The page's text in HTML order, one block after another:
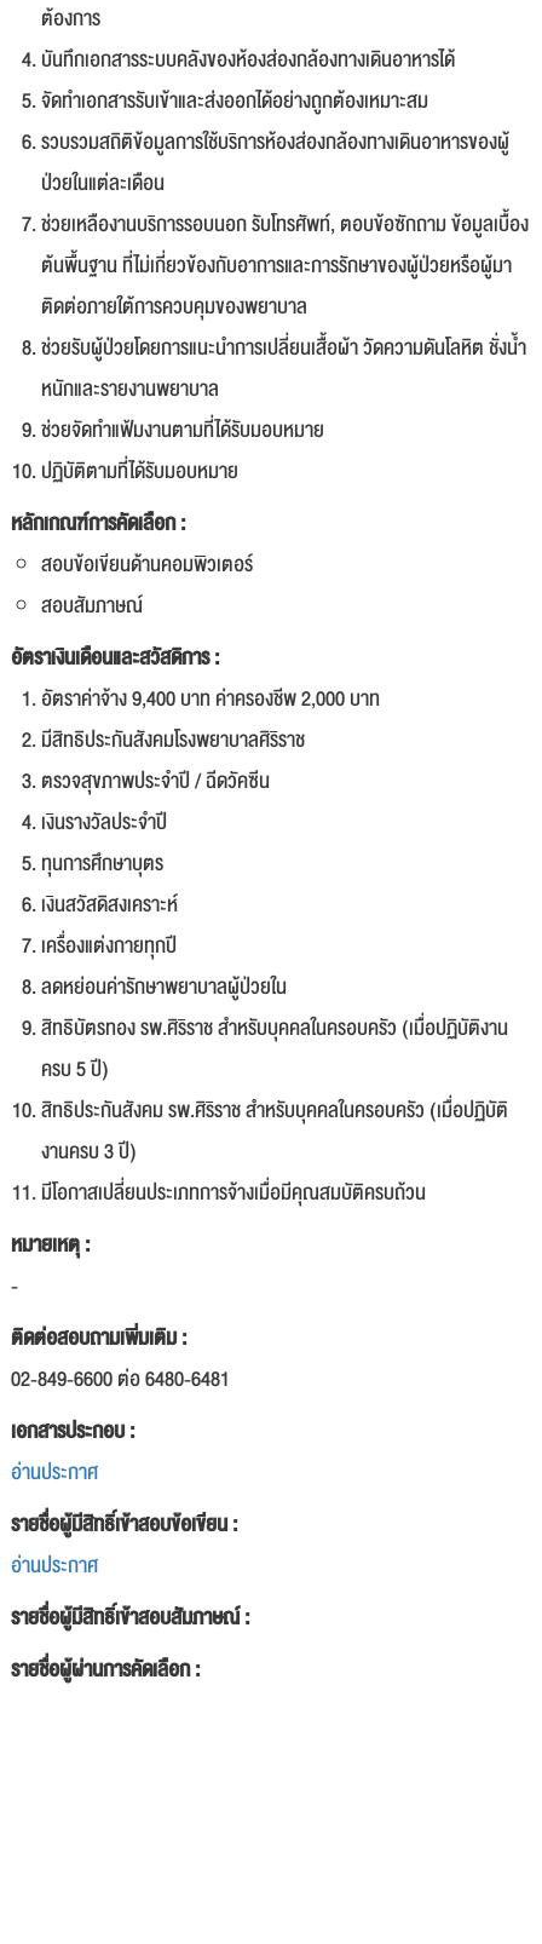
ต้องการ
บันทึกเอกสารระบบคลังของห้องส่องกล้องทางเดินอาหารได้
จัดทำเอกสารรับเข้าและส่งออกได้อย่างถูกต้องเหมาะสม
รวบรวมสถิติข้อมูลการใช้บริการห้องส่องกล้องทางเดินอาหารของผู้
ป่วยในแต่ละเดือน
ช่วยเหลืองานบริการรอบนอก รับโทรศัพท์, ตอบข้อซักถาม ข้อมูลเบื้อง
ต้นพื้นฐาน ที่ไม่เกี่ยวข้องกับอาการและการรักษาของผู้ป่วยหรือผู้มา
ติดต่อภายใต้การควบคุมของพยาบาล
ช่วยรับผู้ป่วยโดยการแนะนำการเปลี่ยนเสื้อผ้า วัดความดันโลหิต ชั่งน้ำ
หนักและรายงานพยาบาล
ช่วยจัดทำแฟ้มงานตามที่ได้รับมอบหมาย
ปฏิบัติตามที่ได้รับมอบหมาย
หลักเกณฑ์การคัดเลือก :
สอบข้อเขียนด้านคอมพิวเตอร์
สอบสัมภาษณ์
อัตราเงินเดือนและสวัสดิการ :
อัตราค่าจ้าง 9,400 บาท ค่าครองชีพ 2,000 บาท
มีสิทธิประกันสังคมโรงพยาบาลศิริราช
ตรวจสุขภาพประจำปี / ฉีดวัคซีน
เงินรางวัลประจำปี
ทุนการศึกษาบุตร
เงินสวัสดิสงเคราะห์
เครื่องแต่งกายทุกปี
ลดหย่อนค่ารักษาพยาบาลผู้ป่วยใน
สิทธิบัตรทอง รพ.ศิริราช สำหรับบุคคลในครอบครัว (เมื่อปฏิบัติงาน
ครบ 5 ปี)
สิทธิประกันสังคม รพ.ศิริราช สำหรับบุคคลในครอบครัว (เมื่อปฏิบัติ
งานครบ 3 ปี)
มีโอกาสเปลี่ยนประเภทการจ้างเมื่อมีคุณสมบัติครบถ้วน
หมายเหตุ :
-
ติดต่อสอบถามเพิ่มเติม :
02-849-6600 ต่อ 6480-6481
เอกสารประกอบ :
อ่านประกาศ
รายชื่อผู้มีสิทธิ์เข้าสอบข้อเขียน :
อ่านประกาศ
รายชื่อผู้มีสิทธิ์เข้าสอบสัมภาษณ์ :
รายชื่อผู้ผ่านการคัดเลือก :